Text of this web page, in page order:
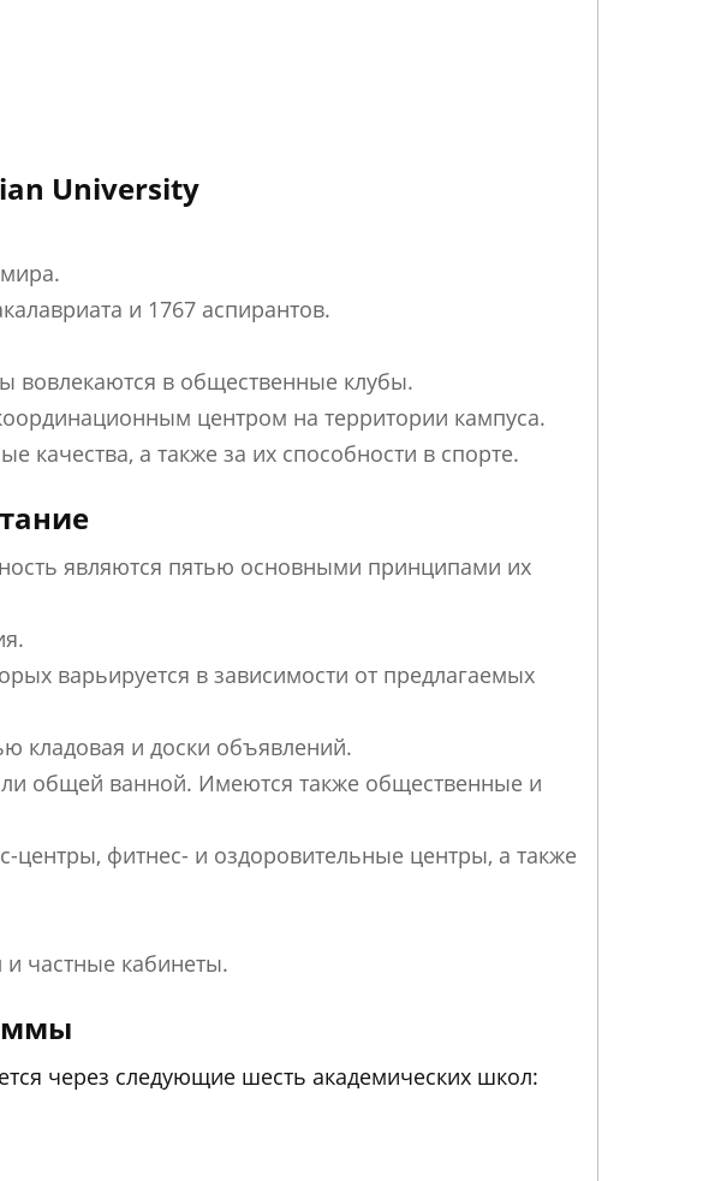
University
и 1767 аспирантов.
вовлекаются в общественные клубы.
центром на территории кампуса.
качества, а также за их способности в спорте.
являются пятью основными принципами их
варьируется в зависимости от предлагаемых
кладовая и доски объявлений.
общей ванной. Имеются также общественные и
центры, фитнес- и оздоровительные центры, а также
частные кабинеты.
через следующие шесть академических школ: